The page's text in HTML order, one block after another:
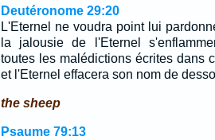
Deutéronome 29:20
L'Eternel ne voudra point lui
la jalousie de l'Eternel
toutes les malédictions écrites dans
et l'Eternel effacera son nom de
the sheep
Psaume 79:13